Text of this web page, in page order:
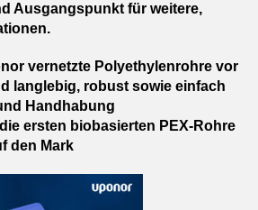
Ausgangspunkt für weitere,
vernetzte Polyethylenrohre vor
langlebig, robust sowie einfach
Handhabung
ersten biobasierten PEX-Rohre
den Mark